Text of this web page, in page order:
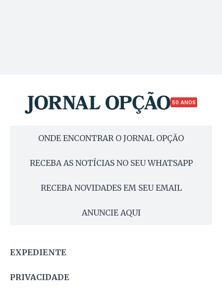
50 ANOS
ONDE ENCONTRAR O JORNAL OPÇÃO
RECEBA AS NOTÍCIAS NO SEU WHATSAPP
RECEBA NOVIDADES EM SEU EMAIL
ANUNCIE AQUI
EXPEDIENTE
PRIVACIDADE